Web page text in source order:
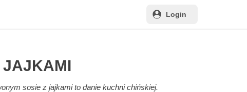
Login
JAJKAMI
sosie z jajkami to danie kuchni chińskiej.